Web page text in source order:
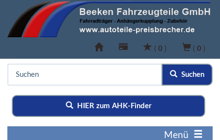
( 0 ) ( 0 )
Suchen
HIER zum AHK-Finder
Menü